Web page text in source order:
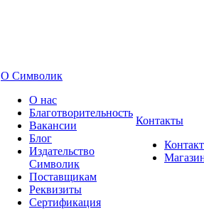
О Символик
О нас
Благотворительность
Вакансии
Блог
Издательство
Символик
Поставщикам
Реквизиты
Сертификация
Контакты